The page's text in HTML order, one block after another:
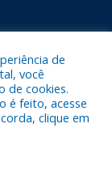
de Óbidos.
de
você
de cookies.
é feito, acesse
clique em